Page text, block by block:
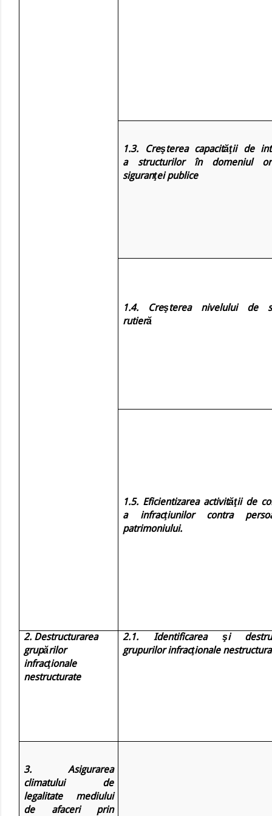
1.3. Creşterea capacităţii de
a structurilor în domeniul
siguranţei publice
1.4. Creşterea nivelului de
rutieră
1.5. Eficientizarea activităţii de
a infracţiunilor contra
patrimoniului.
2. Destructurarea
grupărilor
infracţionale
nestructurate
2.1. Identificarea şi
grupurilor infracţionale
3. Asigurarea
climatului de
legalitate mediului
de afaceri prin